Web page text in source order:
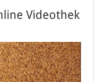
Videothek